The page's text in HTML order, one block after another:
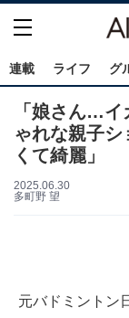
連載 ライフ グ
「娘さん…
ゃれな親子
くて綺麗」
2025.06.30
多町野 望
元バドミントン